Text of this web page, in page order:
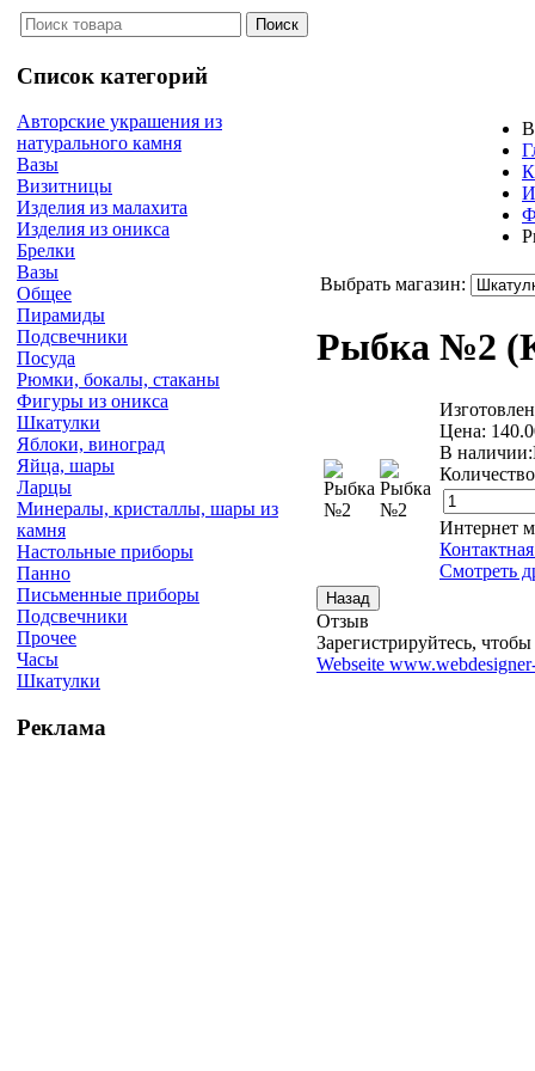
Список категорий
Авторские украшения из
натурального камня
Вазы
Визитницы
Изделия из малахита
Изделия из оникса
Брелки
Вазы
Общее
Пирамиды
Подсвечники
Посуда
Рюмки, бокалы, стаканы
Фигуры из оникса
Шкатулки
Яблоки, виноград
Яйца, шары
Ларцы
Минералы, кристаллы, шары из
камня
Настольные приборы
Панно
Письменные приборы
Подсвечники
Прочее
Часы
Шкатулки
Реклама
Выбрать магазин:
Рыбка №2
Цена:
В наличии:
Интернет
Смотреть
Отзыв
Зарегистрируйтесь, чтобы
Webseite